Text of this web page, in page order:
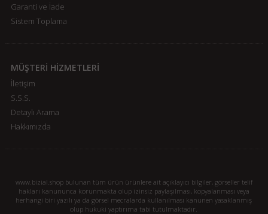
Garanti ve İade
Sistem Toplama
MÜŞTERİ HİZMETLERİ
İletişim
S.S.S.
Detaylı Arama
Hakkımızda
www.bizial.shop bulunan tüm ürün ürünlere ait açıklayıcı bilgiler, görseller telif
hakları kanununca korunmakta olup izinsiz paylaşılması, kopyalanması veya
herhangi biri yazılı ya da görsel mecralarda kullanılması kanunen yasaklanmış
olup hukuki yaptırıma tabi tutulmaktadır.